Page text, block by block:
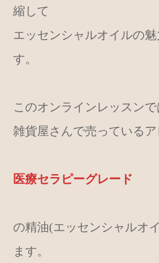
縮して
エッセンシャルオイルの
す。
このオンラインレッスンで
雑貨屋さんで売っているア
医療セラピーグレード
の精油(エッセンシャルオ
ます。